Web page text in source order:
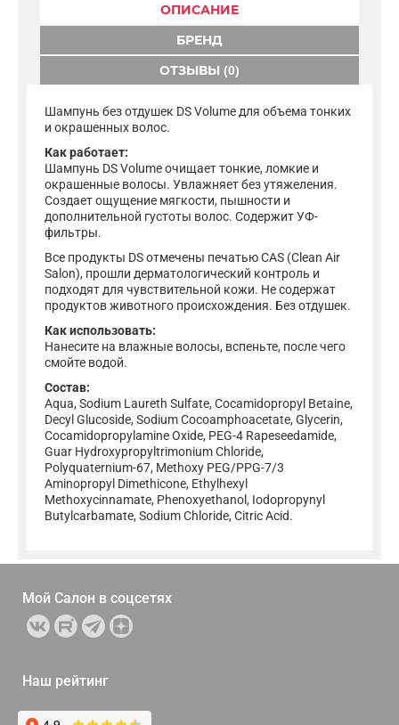
ОПИСАНИЕ
БРЕНД
ОТЗЫВЫ (0)
Шампунь без отдушек DS Volume для объема тонких
и окрашенных волос.
Как работает:
Шампунь DS Volume очищает тонкие, ломкие и
окрашенные волосы. Увлажняет без утяжеления.
Создает ощущение мягкости, пышности и
дополнительной густоты волос. Содержит УФ-
фильтры.
Все продукты DS отмечены печатью CAS (Clean Air
Salon), прошли дерматологический контроль и
подходят для чувствительной кожи. Не содержат
продуктов животного происхождения. Без отдушек.
Как использовать:
Нанесите на влажные волосы, вспеньте, после чего
смойте водой.
Состав:
Aqua, Sodium Laureth Sulfate, Cocamidopropyl Betaine,
Decyl Glucoside, Sodium Cocoamphoacetate, Glycerin,
Cocamidopropylamine Oxide, PEG-4 Rapeseedamide,
Guar Hydroxypropyltrimonium Chloride,
Polyquaternium-67, Methoxy PEG/PPG-7/3
Aminopropyl Dimethicone, Ethylhexyl
Methoxycinnamate, Phenoxyethanol, Iodopropynyl
Butylcarbamate, Sodium Chloride, Citric Acid.
Мой Салон в соцсетях
Наш рейтинг